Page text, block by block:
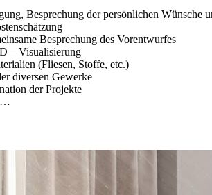
Besprechung der persönlichen Wünsche
Besprechung des Vorentwurfes
– Visualisierung
(Fliesen, Stoffe, etc.)
diversen Gewerke
der Projekte
…